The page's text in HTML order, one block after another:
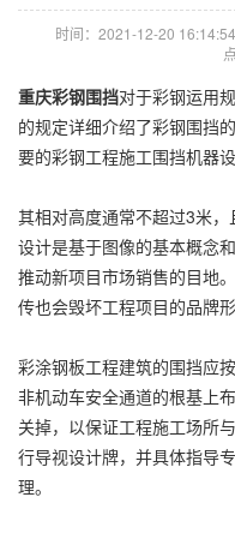
时间：2021-12-20 16:14:54
重庆彩钢围挡对于彩钢运用
的规定详细介绍了彩钢围挡
要的彩钢工程施工围挡机器
其相对高度通常不超过3米
设计是基于图像的基本概念
推动新项目市场销售的目地
传也会毁坏工程项目的品牌形
彩涂钢板工程建筑的围挡应
非机动车安全通道的根基上
关掉，以保证工程施工场所
行导视设计牌，并具体指导
理。